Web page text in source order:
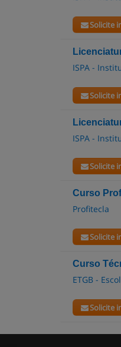
Solicite
ISPA -
Solicite
ISPA -
Solicite
Curso
Profitecla
Solicite
Curso
ETGB -
Solicite